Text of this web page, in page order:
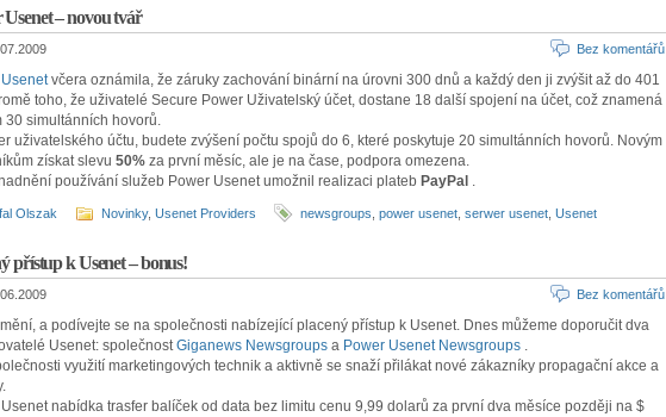
– novou tvář
Bez komentářů
včera oznámila, že záruky zachování binární na úrovni 300 dnů a každý den ji zvýšit až do 401
toho, že uživatelé Secure Power Uživatelský účet, dostane 18 další spojení na účet, což znamená
30 simultánních hovorů.
uživatelského účtu, budete zvýšení počtu spojů do 6, které poskytuje 20 simultánních hovorů. Novým
získat slevu 50% za první měsíc, ale je na čase, podpora omezena.
používání služeb Power Usenet umožnil realizaci plateb PayPal .
Olszak Novinky, Usenet Providers newsgroups power usenet serwer usenet Usenet
přístup k Usenet – bonus!
Bez komentářů
a podívejte se na společnosti nabízející placený přístup k Usenet. Dnes můžeme doporučit dva
Usenet: společnostGiganews Newsgroups a Power Usenet Newsgroups .
využití marketingových technik a aktivně se snaží přilákat nové zákazníky propagační akce a
Usenet nabídka trasfer balíček od data bez limitu cenu 9,99 dolarů za první dva měsíce později na $